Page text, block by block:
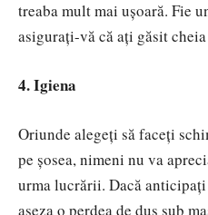
treaba mult mai ușoară. Fie
asigurați-vă că ați găsit
4. Igiena
Oriunde alegeți să faceți
pe șosea, nimeni nu va
urma lucrării. Dacă
așeza o perdea de dus sub